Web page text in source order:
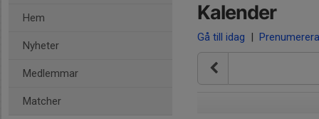
Hem
Nyheter
Medlemmar
Matcher
Kalender
Gå till idag | Prenumerera